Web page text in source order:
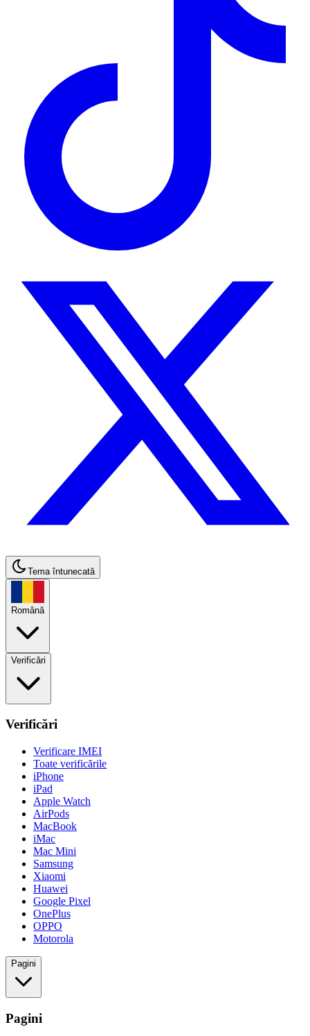
Tema întunecată
Română
Verificări
Verificări
Verificare IMEI
Toate verificările
iPhone
iPad
Apple Watch
AirPods
MacBook
iMac
Mac Mini
Samsung
Xiaomi
Huawei
Google Pixel
OnePlus
OPPO
Motorola
Pagini
Pagini